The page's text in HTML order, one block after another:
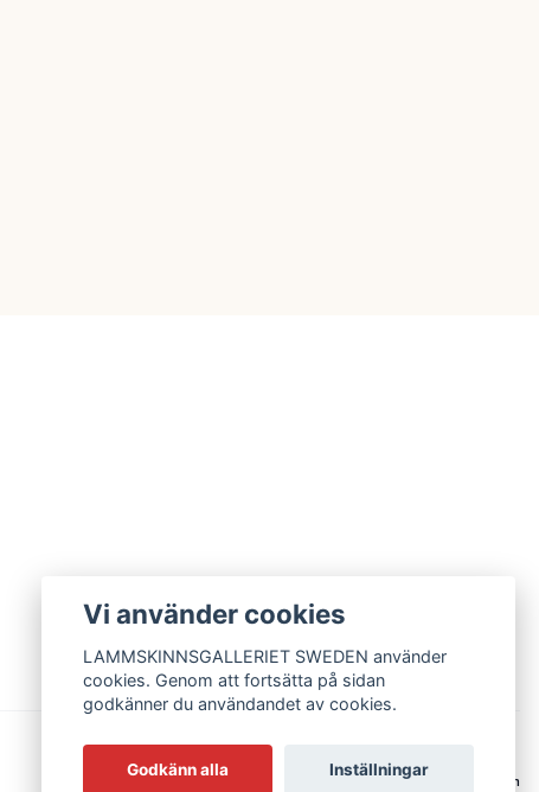
© 2026 Lammskinnsgalleriet Sweden
Vi använder cookies
LAMMSKINNSGALLERIET SWEDEN använder
cookies. Genom att fortsätta på sidan
godkänner du användandet av cookies.
Godkänn alla Inställningar